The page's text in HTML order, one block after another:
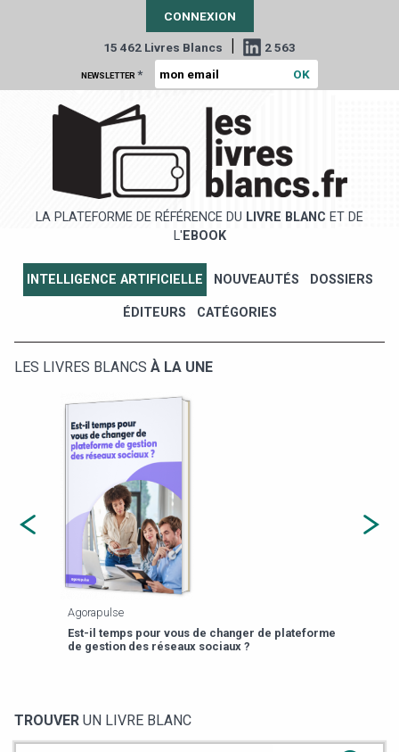
CONNEXION
15 462 Livres Blancs | 2 563
NEWSLETTER *
LA PLATEFORME DE RÉFÉRENCE DU LIVRE BLANC ET DE
L' EBOOK
INTELLIGENCE ARTIFICIELLE NOUVEAUTÉS DOSSIERS
ÉDITEURS CATÉGORIES
LES LIVRES BLANCS À LA UNE
Agorapulse
Est-il temps pour vous de changer de plateforme
de gestion des réseaux sociaux ?
TROUVER UN LIVRE BLANC